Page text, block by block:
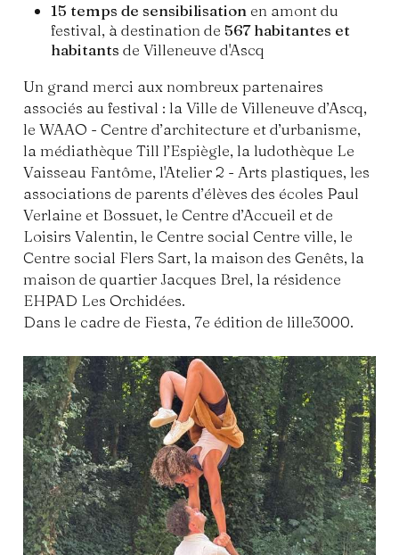
15 temps de sensibilisation en amont du
festival, à destination de 567 habitantes et
habitants de Villeneuve d'Ascq
Un grand merci aux nombreux partenaires
associés au festival : la Ville de Villeneuve d’Ascq,
le WAAO - Centre d’architecture et d’urbanisme,
la médiathèque Till l’Espiègle, la ludothèque Le
Vaisseau Fantôme, l'Atelier 2 - Arts plastiques, les
associations de parents d’élèves des écoles Paul
Verlaine et Bossuet, le Centre d’Accueil et de
Loisirs Valentin, le Centre social Centre ville, le
Centre social Flers Sart, la maison des Genêts, la
maison de quartier Jacques Brel, la résidence
EHPAD Les Orchidées.
Dans le cadre de Fiesta, 7e édition de lille3000.